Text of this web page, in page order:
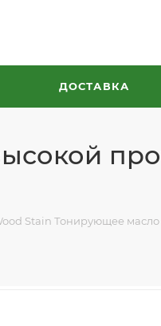
ДОСТАВКА
Stain Тонирующее